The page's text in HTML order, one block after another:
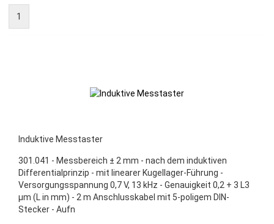
1
Induktive Messtaster
301.041 - Messbereich ± 2 mm - nach dem induktiven
Differentialprinzip - mit linearer Kugellager-Führung -
Versorgungsspannung 0,7 V, 13 kHz - Genauigkeit 0,2 + 3 L3
µm (L in mm) - 2 m Anschlusskabel mit 5-poligem DIN-
Stecker - Aufn